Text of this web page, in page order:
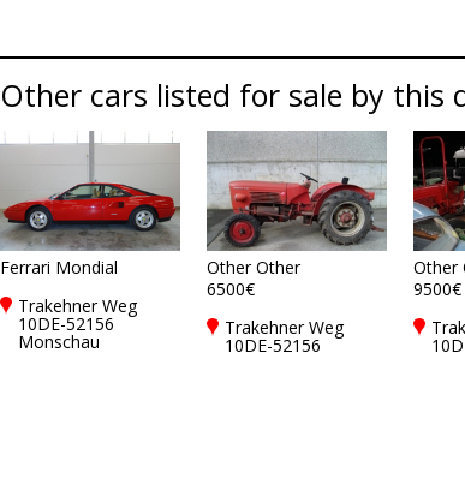
Other cars listed for sale by this
Ferrari Mondial
Trakehner Weg
10DE-52156
Monschau
Other Other
6500€
Trakehner Weg
10DE-52156
Other
9500€